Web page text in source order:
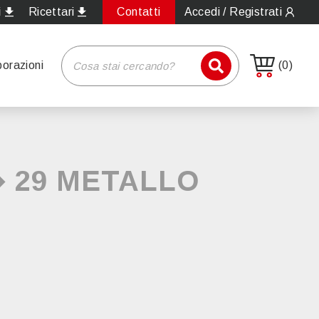
Ricettari Contatti Accedi / Registrati
(0)
29 METALLO